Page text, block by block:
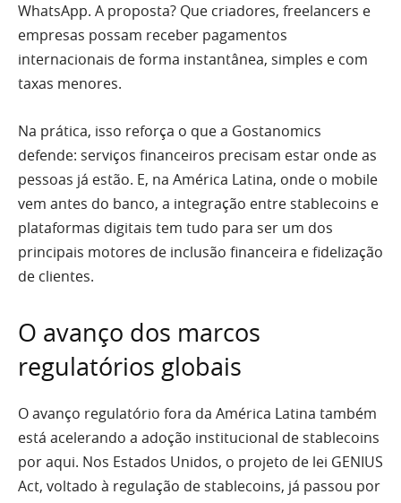
WhatsApp. A proposta? Que criadores, freelancers e
empresas possam receber pagamentos
internacionais de forma instantânea, simples e com
taxas menores.
Na prática, isso reforça o que a Gostanomics
defende: serviços financeiros precisam estar onde as
pessoas já estão. E, na América Latina, onde o mobile
vem antes do banco, a integração entre stablecoins e
plataformas digitais tem tudo para ser um dos
principais motores de inclusão financeira e fidelização
de clientes.
O avanço dos marcos
regulatórios globais
O avanço regulatório fora da América Latina também
está acelerando a adoção institucional de stablecoins
por aqui. Nos Estados Unidos, o projeto de lei GENIUS
Act, voltado à regulação de stablecoins, já passou por